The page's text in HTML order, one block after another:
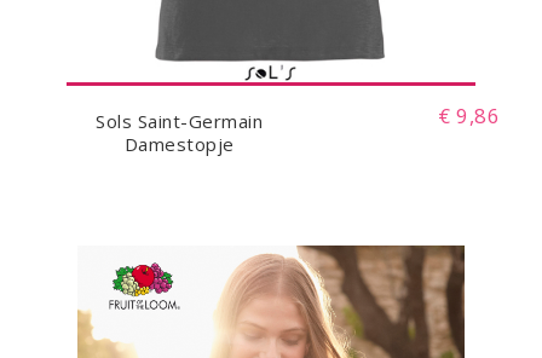
Sols Saint-Germain
Damestopje
€ 9,86